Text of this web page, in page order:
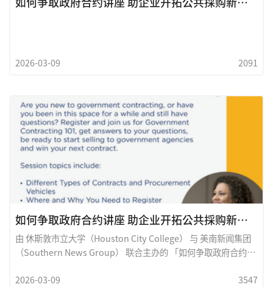
2026-03-09 2091
如何争取政府合约讲座 助企业开拓公共採购新机会
由 休斯敦市立大学（Houston City College） 与 美南新闻集团
（Southern News Group） 联合主办的 「如何争取政府合约」
心（International Trade Center） 隆重举行。政府部门每年释
2026-03-09 3547